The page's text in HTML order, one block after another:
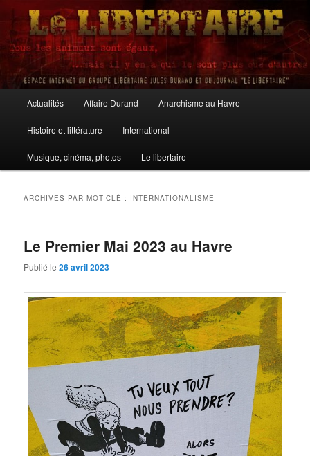
Aller
contenu
principal
Aller
contenu
secondaire
Le Libertaire
principal
Actualités Affaire Durand Anarchisme au Havre
Histoire et littérature International
Musique, cinéma, photos Le libertaire
ARCHIVES PAR MOT-CLÉ : INTERNATIONALISME
Le Premier Mai 2023 au Havre
Publié le26 avril 2023